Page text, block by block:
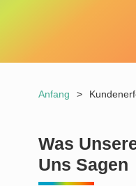
Anfang >
Was
Uns Sagen